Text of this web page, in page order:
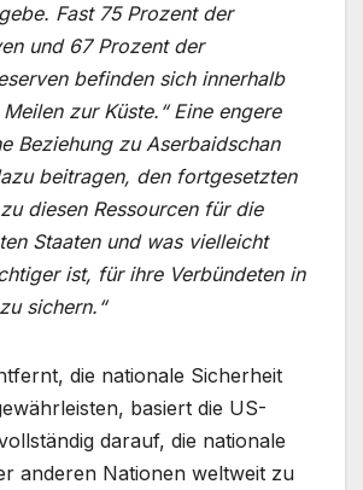
Fast 75 Prozent der
und 67 Prozent der
befinden sich innerhalb
zur Küste.“ Eine engere
Beziehung zu Aserbaidschan
beitragen, den fortgesetzten
diesen Ressourcen für die
Staaten und was vielleicht
ist, für ihre Verbündeten in
sichern.“
die nationale Sicherheit
basiert die US-
darauf, die nationale
anderen Nationen weltweit zu